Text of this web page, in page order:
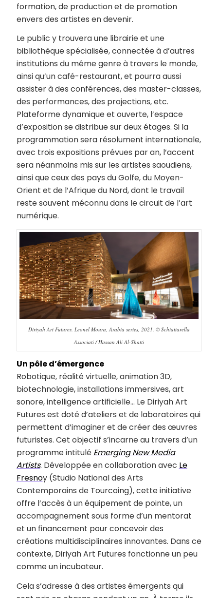
formation, de production et de promotion
envers des artistes en devenir.
Le public y trouvera une librairie et une
bibliothèque spécialisée, connectée à d’autres
institutions du même genre à travers le monde,
ainsi qu’un café-restaurant, et pourra aussi
assister à des conférences, des master-classes,
des performances, des projections, etc.
Plateforme dynamique et ouverte, l’espace
d’exposition se distribue sur deux étages. Si la
programmation sera résolument internationale,
avec trois expositions prévues par an, l’accent
sera néanmoins mis sur les artistes saoudiens,
ainsi que ceux des pays du Golfe, du Moyen-
Orient et de l’Afrique du Nord, dont le travail
reste souvent méconnu dans le circuit de l’art
numérique.
Diriyah Art Futures. Leonel Moura, Arabia series, 2021. © Schiattarella
Associati / Hassan Ali Al-Shatti
Un pôle d’émergence
Robotique, réalité virtuelle, animation 3D,
biotechnologie, installations immersives, art
sonore, intelligence artificielle… Le Diriyah Art
Futures est doté d’ateliers et de laboratoires qui
permettent d’imaginer et de créer des œuvres
futuristes. Cet objectif s’incarne au travers d’un
programme intitulé Emerging New Media
Artists. Développée en collaboration avec Le
Fresnoy (Studio National des Arts
Contemporains de Tourcoing), cette initiative
offre l’accès à un équipement de pointe, un
accompagnement sous forme d’un mentorat
et un financement pour concevoir des
créations multidisciplinaires innovantes. Dans ce
contexte, Diriyah Art Futures fonctionne un peu
comme un incubateur.
Cela s’adresse à des artistes émergents qui